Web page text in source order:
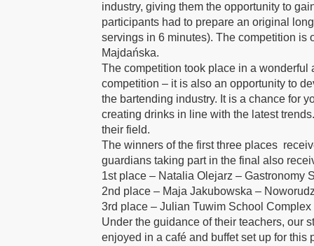
industry, giving them the opportunity to
participants had to prepare an original
servings in 6 minutes). The competition
Majdańska.
The competition took place in a
competition – it is also an opportunity to
the bartending industry. It is a chance for
creating drinks in line with the latest
their field.
The winners of the first three places
guardians taking part in the final also
1st place – Natalia Olejarz – Gastronomy
2nd place – Maja Jakubowska –
3rd place – Julian Tuwim School Complex
Under the guidance of their teachers, our
enjoyed in a café and buffet set up for this